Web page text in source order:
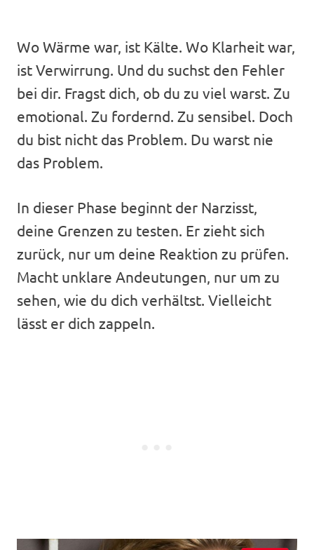
Wo Wärme war, ist Kälte. Wo Klarheit war,
ist Verwirrung. Und du suchst den Fehler
bei dir. Fragst dich, ob du zu viel warst. Zu
emotional. Zu fordernd. Zu sensibel. Doch
du bist nicht das Problem. Du warst nie
das Problem.
In dieser Phase beginnt der Narzisst,
deine Grenzen zu testen. Er zieht sich
zurück, nur um deine Reaktion zu prüfen.
Macht unklare Andeutungen, nur um zu
sehen, wie du dich verhältst. Vielleicht
lässt er dich zappeln.